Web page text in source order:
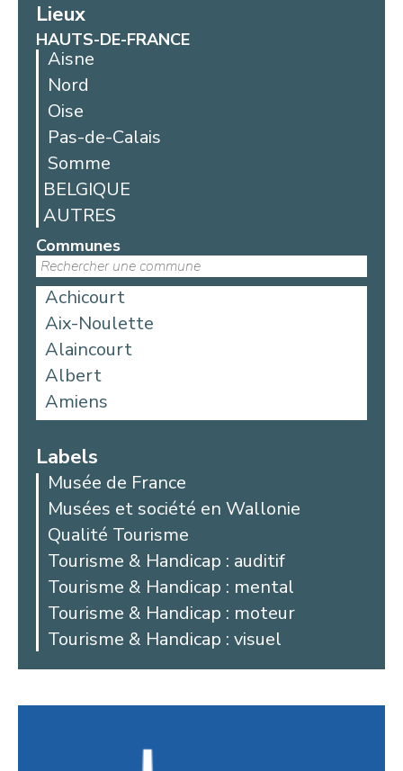
Lieux
HAUTS-DE-FRANCE
Aisne
Nord
Oise
Pas-de-Calais
Somme
BELGIQUE
AUTRES
Communes
Achicourt
Aix-Noulette
Alaincourt
Albert
Amiens
Aniche
Argoules
Arques
Arras
Auby
Avesnes-les-Aubert
Bailleul
Beaucamps-Ligny
Beaurains
Labels
Musée de France
Musées et société en Wallonie
Qualité Tourisme
Tourisme & Handicap : auditif
Tourisme & Handicap : mental
Tourisme & Handicap : moteur
Tourisme & Handicap : visuel